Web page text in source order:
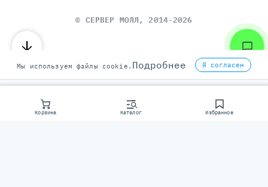
Корзина Каталог Избранное
© СЕРВЕР МОЛЛ, 2014-2026
Мы используем файлы cookie. Подробнее Я согласен